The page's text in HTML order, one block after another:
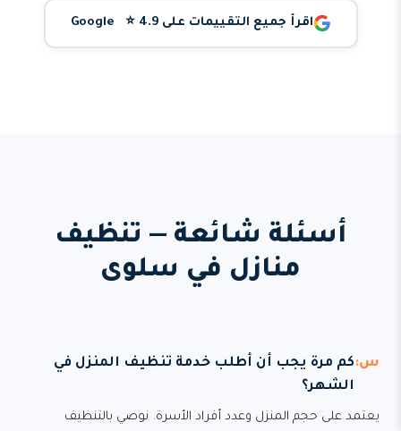
اقرأ جميع التقييمات على Google ⭐ 4.9
أسئلة شائعة — تنظيف
منازل في سلوى
كم مرة يجب أن أطلب خدمة تنظيف المنزل في
الشهر؟
يعتمد على حجم المنزل وعدد أفراد الأسرة. نوصي بالتنظيف